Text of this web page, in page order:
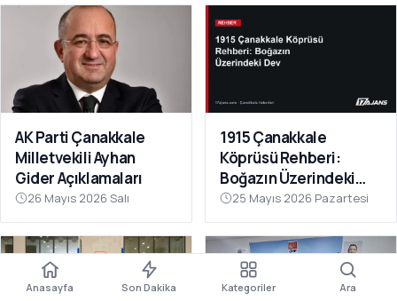
AK Parti Çanakkale
Milletvekili Ayhan
Gider Açıklamaları
26 Mayıs 2026 Salı
1915 Çanakkale
Köprüsü Rehberi:
Boğazın Üzerindeki
Dev25 Mayıs 2026 Pazartesi
Anasayfa Son Dakika Kategoriler Ara